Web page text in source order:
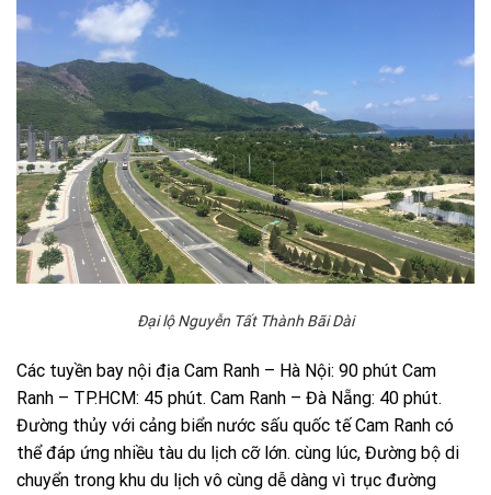
Đại lộ Nguyễn Tất Thành Bãi Dài
Các tuyền bay nội địa Cam Ranh – Hà Nội: 90 phút Cam
Ranh – TP.HCM: 45 phút. Cam Ranh – Đà Nẵng: 40 phút.
Đường thủy với cảng biển nước sấu quốc tế Cam Ranh có
thể đáp ứng nhiều tàu du lịch cỡ lớn. cùng lúc, Đường bộ di
chuyển trong khu du lịch vô cùng dễ dàng vì trục đường